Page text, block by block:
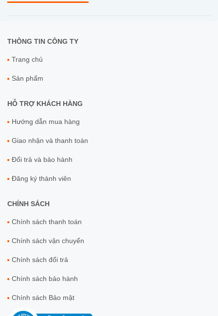
THÔNG TIN CÔNG TY
Trang chủ
Sản phẩm
HỖ TRỢ KHÁCH HÀNG
Hướng dẫn mua hàng
Giao nhận và thanh toán
Đổi trả và bảo hành
Đăng ký thành viên
CHÍNH SÁCH
Chính sách thanh toán
Chính sách vận chuyển
Chính sách đổi trả
Chính sách bảo hành
Chính sách Bảo mật